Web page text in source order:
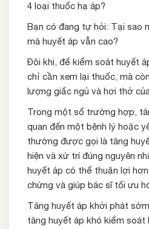
4 loại thuốc hạ áp?
Bạn có đang tự hỏi: Tại sao
mà huyết áp vẫn cao?
Đôi khi, để kiểm soát huyết
chỉ cần xem lại thuốc, mà
lượng giấc ngủ và hơi thở
Trong một số trường hợp,
quan đến một bệnh lý hoặc
thường được gọi là tăng
hiện và xử trí đúng nguyên
huyết áp có thể thuận lợi
chứng và giúp bác sĩ tối ưu
Tăng huyết áp khởi phát
tăng huyết áp khó kiểm soát